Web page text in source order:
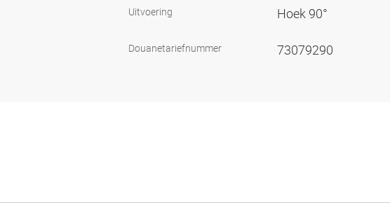
Uitvoering Hoek 90°
Douanetariefnummer 73079290